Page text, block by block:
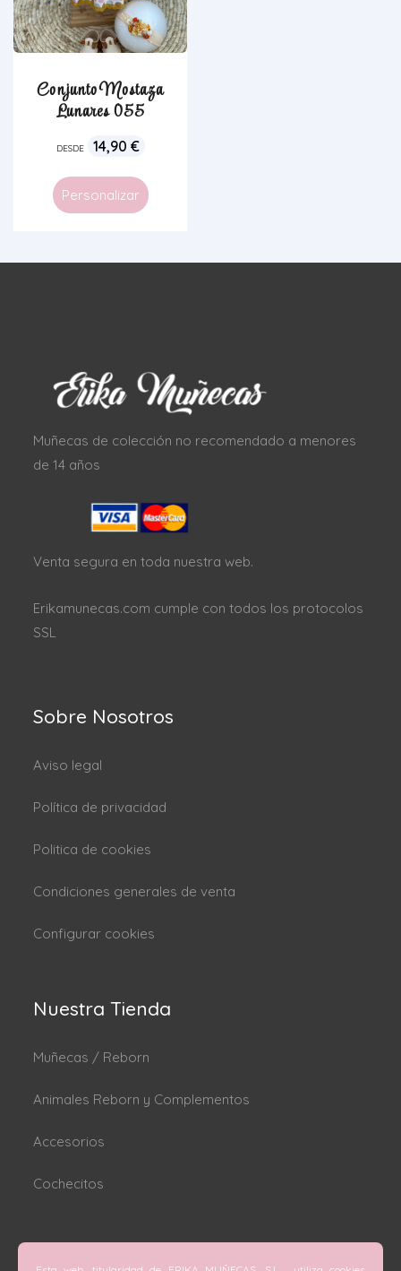
Conjunto Mostaza
Lunares 055
DESDE 14,90 €
Personalizar
Muñecas de colección no recomendado a menores
de 14 años
Venta segura en toda nuestra web.
Erikamunecas.com cumple con todos los protocolos
SSL
Sobre Nosotros
Aviso legal
Política de privacidad
Politica de cookies
Condiciones generales de venta
Configurar cookies
Nuestra Tienda
Muñecas / Reborn
Animales Reborn y Complementos
Accesorios
Cochecitos